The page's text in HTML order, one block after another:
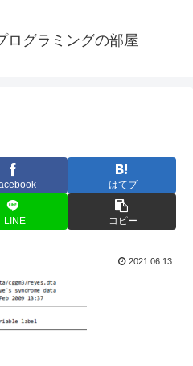
ログラミングの部屋
はてブ
LINE コピー
2021.06.13